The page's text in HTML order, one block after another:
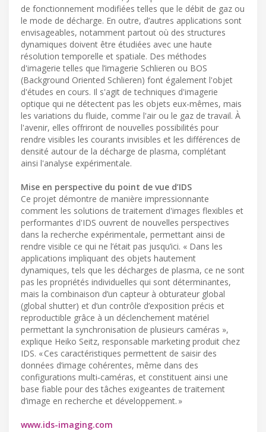
de fonctionnement modifiées telles que le débit de gaz ou
le mode de décharge. En outre, d’autres applications sont
envisageables, notamment partout où des structures
dynamiques doivent être étudiées avec une haute
résolution temporelle et spatiale. Des méthodes
d'imagerie telles que l’imagerie Schlieren ou BOS
(Background Oriented Schlieren) font également l'objet
d'études en cours. Il s'agit de techniques d'imagerie
optique qui ne détectent pas les objets eux-mêmes, mais
les variations du fluide, comme l'air ou le gaz de travail. À
l'avenir, elles offriront de nouvelles possibilités pour
rendre visibles les courants invisibles et les différences de
densité autour de la décharge de plasma, complétant
ainsi l'analyse expérimentale.
Mise en perspective du point de vue d’IDS
Ce projet démontre de manière impressionnante
comment les solutions de traitement d'images flexibles et
performantes d'IDS ouvrent de nouvelles perspectives
dans la recherche expérimentale, permettant ainsi de
rendre visible ce qui ne l’était pas jusqu’ici. « Dans les
applications impliquant des objets hautement
dynamiques, tels que les décharges de plasma, ce ne sont
pas les propriétés individuelles qui sont déterminantes,
mais la combinaison d’un capteur à obturateur global
(global shutter) et d’un contrôle d’exposition précis et
reproductible grâce à un déclenchement matériel
permettant la synchronisation de plusieurs caméras »,
explique Heiko Seitz, responsable marketing produit chez
IDS. « Ces caractéristiques permettent de saisir des
données d’image cohérentes, même dans des
configurations multi‑caméras, et constituent ainsi une
base fiable pour des tâches exigeantes de traitement
d’image en recherche et développement. »
www.ids-imaging.com